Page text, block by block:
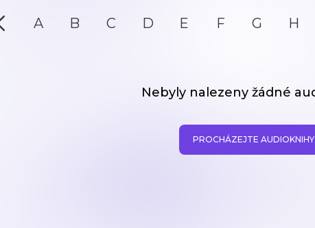
A B C D E F G H
Nebyly nalezeny žádné
PROCHÁZEJTE AUDIOKNIHY